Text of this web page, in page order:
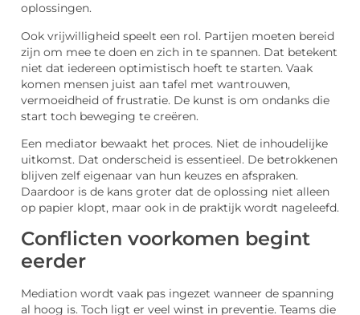
oplossingen.
Ook vrijwilligheid speelt een rol. Partijen moeten bereid
zijn om mee te doen en zich in te spannen. Dat betekent
niet dat iedereen optimistisch hoeft te starten. Vaak
komen mensen juist aan tafel met wantrouwen,
vermoeidheid of frustratie. De kunst is om ondanks die
start toch beweging te creëren.
Een mediator bewaakt het proces. Niet de inhoudelijke
uitkomst. Dat onderscheid is essentieel. De betrokkenen
blijven zelf eigenaar van hun keuzes en afspraken.
Daardoor is de kans groter dat de oplossing niet alleen
op papier klopt, maar ook in de praktijk wordt nageleefd.
Conflicten voorkomen begint
eerder
Mediation wordt vaak pas ingezet wanneer de spanning
al hoog is. Toch ligt er veel winst in preventie. Teams die